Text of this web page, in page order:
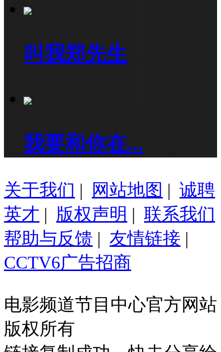
叫我郑先生
我要和你在...
关于我们 | 网站地图 | 诚聘
英才 | 版权声明 | 联系我们
帮助与反馈 | 友情链接 |
CCTV6广告招商
电影频道节目中心官方网站
版权所有